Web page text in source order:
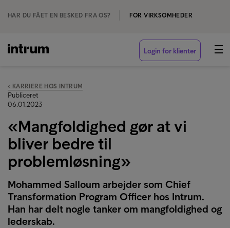
HAR DU FÅET EN BESKED FRA OS? FOR VIRKSOMHEDER
Login for klienter
‹ KARRIERE HOS INTRUM
Publiceret
06.01.2023
«Mangfoldighed gør at vi
bliver bedre til
problemløsning»
Mohammed Salloum arbejder som Chief
Transformation Program Officer hos Intrum.
Han har delt nogle tanker om mangfoldighed og
lederskab.